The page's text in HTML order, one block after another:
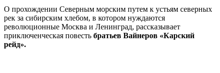
О прохождении Северным морским путем к устьям северных
рек за сибирским хлебом, в котором нуждаются
революционные Москва и Ленинград, рассказывает
приключенческая повесть братьев Вайнеров «Карский
рейд».